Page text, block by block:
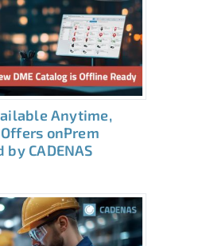
Anytime,
onPrem
CADENAS